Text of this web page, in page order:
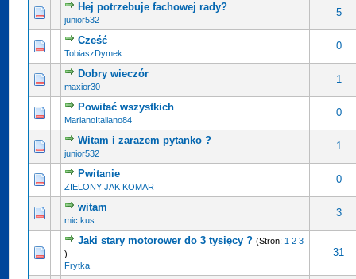
Hej potrzebuje fachowej rady?
junior532
5
Cześć
TobiaszDymek
0
Dobry wieczór
maxior30
1
Powitać wszystkich
MarianoItaliano84
0
Witam i zarazem pytanko ?
junior532
1
Pwitanie
ZIELONY JAK KOMAR
0
witam
mic kus
3
Jaki stary motorower do 3 tysięcy ? (Stron: 1 2 3
)
Frytka
31